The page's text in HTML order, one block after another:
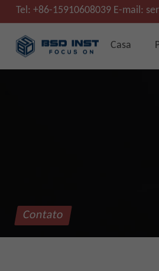
Tel: +86-15910608039E-mail:
Casa
Contato